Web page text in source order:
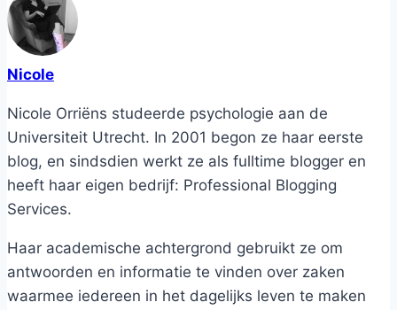
Nicole
Nicole Orriëns studeerde psychologie aan de
Universiteit Utrecht. In 2001 begon ze haar eerste
blog, en sindsdien werkt ze als fulltime blogger en
heeft haar eigen bedrijf: Professional Blogging
Services.
Haar academische achtergrond gebruikt ze om
antwoorden en informatie te vinden over zaken
waarmee iedereen in het dagelijks leven te maken